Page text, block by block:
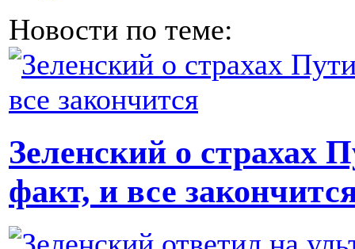
Новости по теме:
Зеленский о страхах
факт, и все